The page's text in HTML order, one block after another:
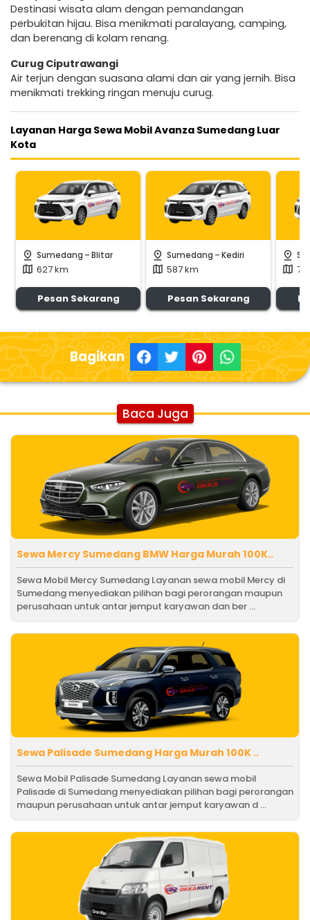
Destinasi wisata alam dengan pemandangan
perbukitan hijau. Bisa menikmati paralayang, camping,
dan berenang di kolam renang.
Curug Ciputrawangi
Air terjun dengan suasana alami dan air yang jernih. Bisa
menikmati trekking ringan menuju curug.
Layanan Harga Sewa Mobil Avanza Sumedang Luar
Kota
pin_drop Sumedang -Blitar
map 627 km
Pesan Sekarang
pin_drop Sumedang -Kediri
map 587 km
Pesan Sekarang
pin_drop
map
Bagikan
Baca Juga
Sewa Mercy Sumedang BMW Harga Murah 100K..
Sewa Mobil Mercy Sumedang Layanan sewa mobil Mercy di
Sumedang menyediakan pilihan bagi perorangan maupun
perusahaan untuk antar jemput karyawan dan ber ...
Sewa Palisade Sumedang Harga Murah 100K ..
Sewa Mobil Palisade Sumedang Layanan sewa mobil
Palisade di Sumedang menyediakan pilihan bagi perorangan
maupun perusahaan untuk antar jemput karyawan d ...